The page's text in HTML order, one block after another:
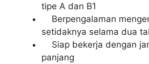
tipe A dan B1
Berpengalaman
setidaknya selama dua
Siap bekerja dengan
panjang